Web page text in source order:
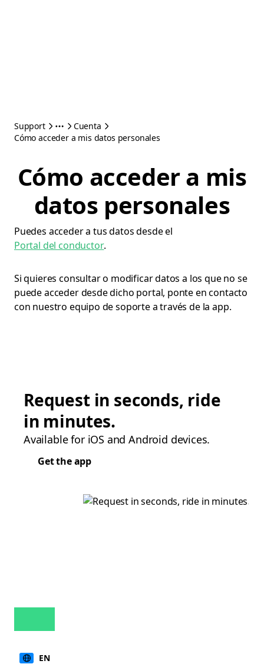
Support
Cuenta
Cómo acceder a mis datos personales
Cómo acceder a mis
datos personales
Puedes acceder a tus datos desde el
Portal del conductor.
Si quieres consultar o modificar datos a los que no se
puede acceder desde dicho portal, ponte en contacto
con nuestro equipo de soporte a través de la app.
Request in seconds, ride
in minutes.
Available for iOS and Android devices.
Get the app
EN